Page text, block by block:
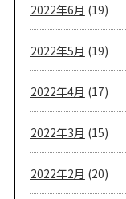
2022年6月 (19)
2022年5月 (19)
2022年4月 (17)
2022年3月 (15)
2022年2月 (20)